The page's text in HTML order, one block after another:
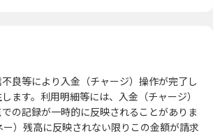
良等により入金（チャージ）操作が完了し
ます。利用明細等には、入金（チャージ）
の記録が一時的に反映されることがありま
）残高に反映されない限りこの金額が請求